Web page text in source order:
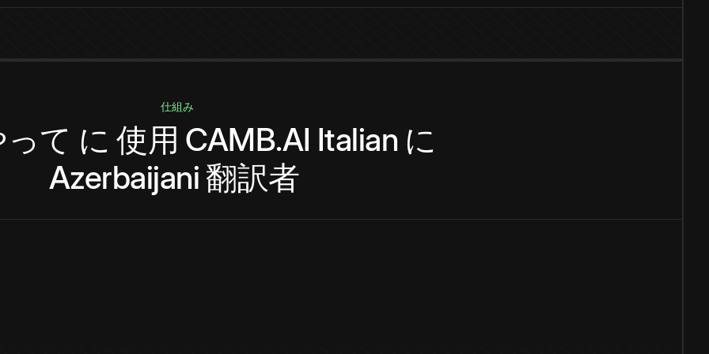
仕組み
て に 使用 CAMB.AI Italian に
Azerbaijani 翻訳者